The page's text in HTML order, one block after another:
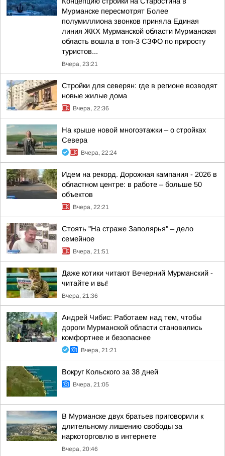
Мурманске пересмотрят Более
полумиллиона звонков приняла Единая
линия ЖКХ Мурманской области Мурманская
область вошла в топ-3 СЗФО по приросту
туристов...
Вчера, 23:21
Стройки для северян: где в регионе возводят
новые жилые дома
Вчера, 22:36
На крыше новой многоэтажки – о стройках
Севера
Вчера, 22:24
Идем на рекорд. Дорожная кампания - 2026 в
областном центре: в работе – больше 50
объектов
Вчера, 22:21
Стоять "На страже Заполярья" – дело
семейное
Вчера, 21:51
Даже котики читают Вечерний Мурманский -
читайте и вы!
Вчера, 21:36
Андрей Чибис: Работаем над тем, чтобы
дороги Мурманской области становились
комфортнее и безопаснее
Вчера, 21:21
Вокруг Кольского за 38 дней
Вчера, 21:05
В Мурманске двух братьев приговорили к
длительному лишению свободы за
наркоторговлю в интернете
Вчера, 20:46